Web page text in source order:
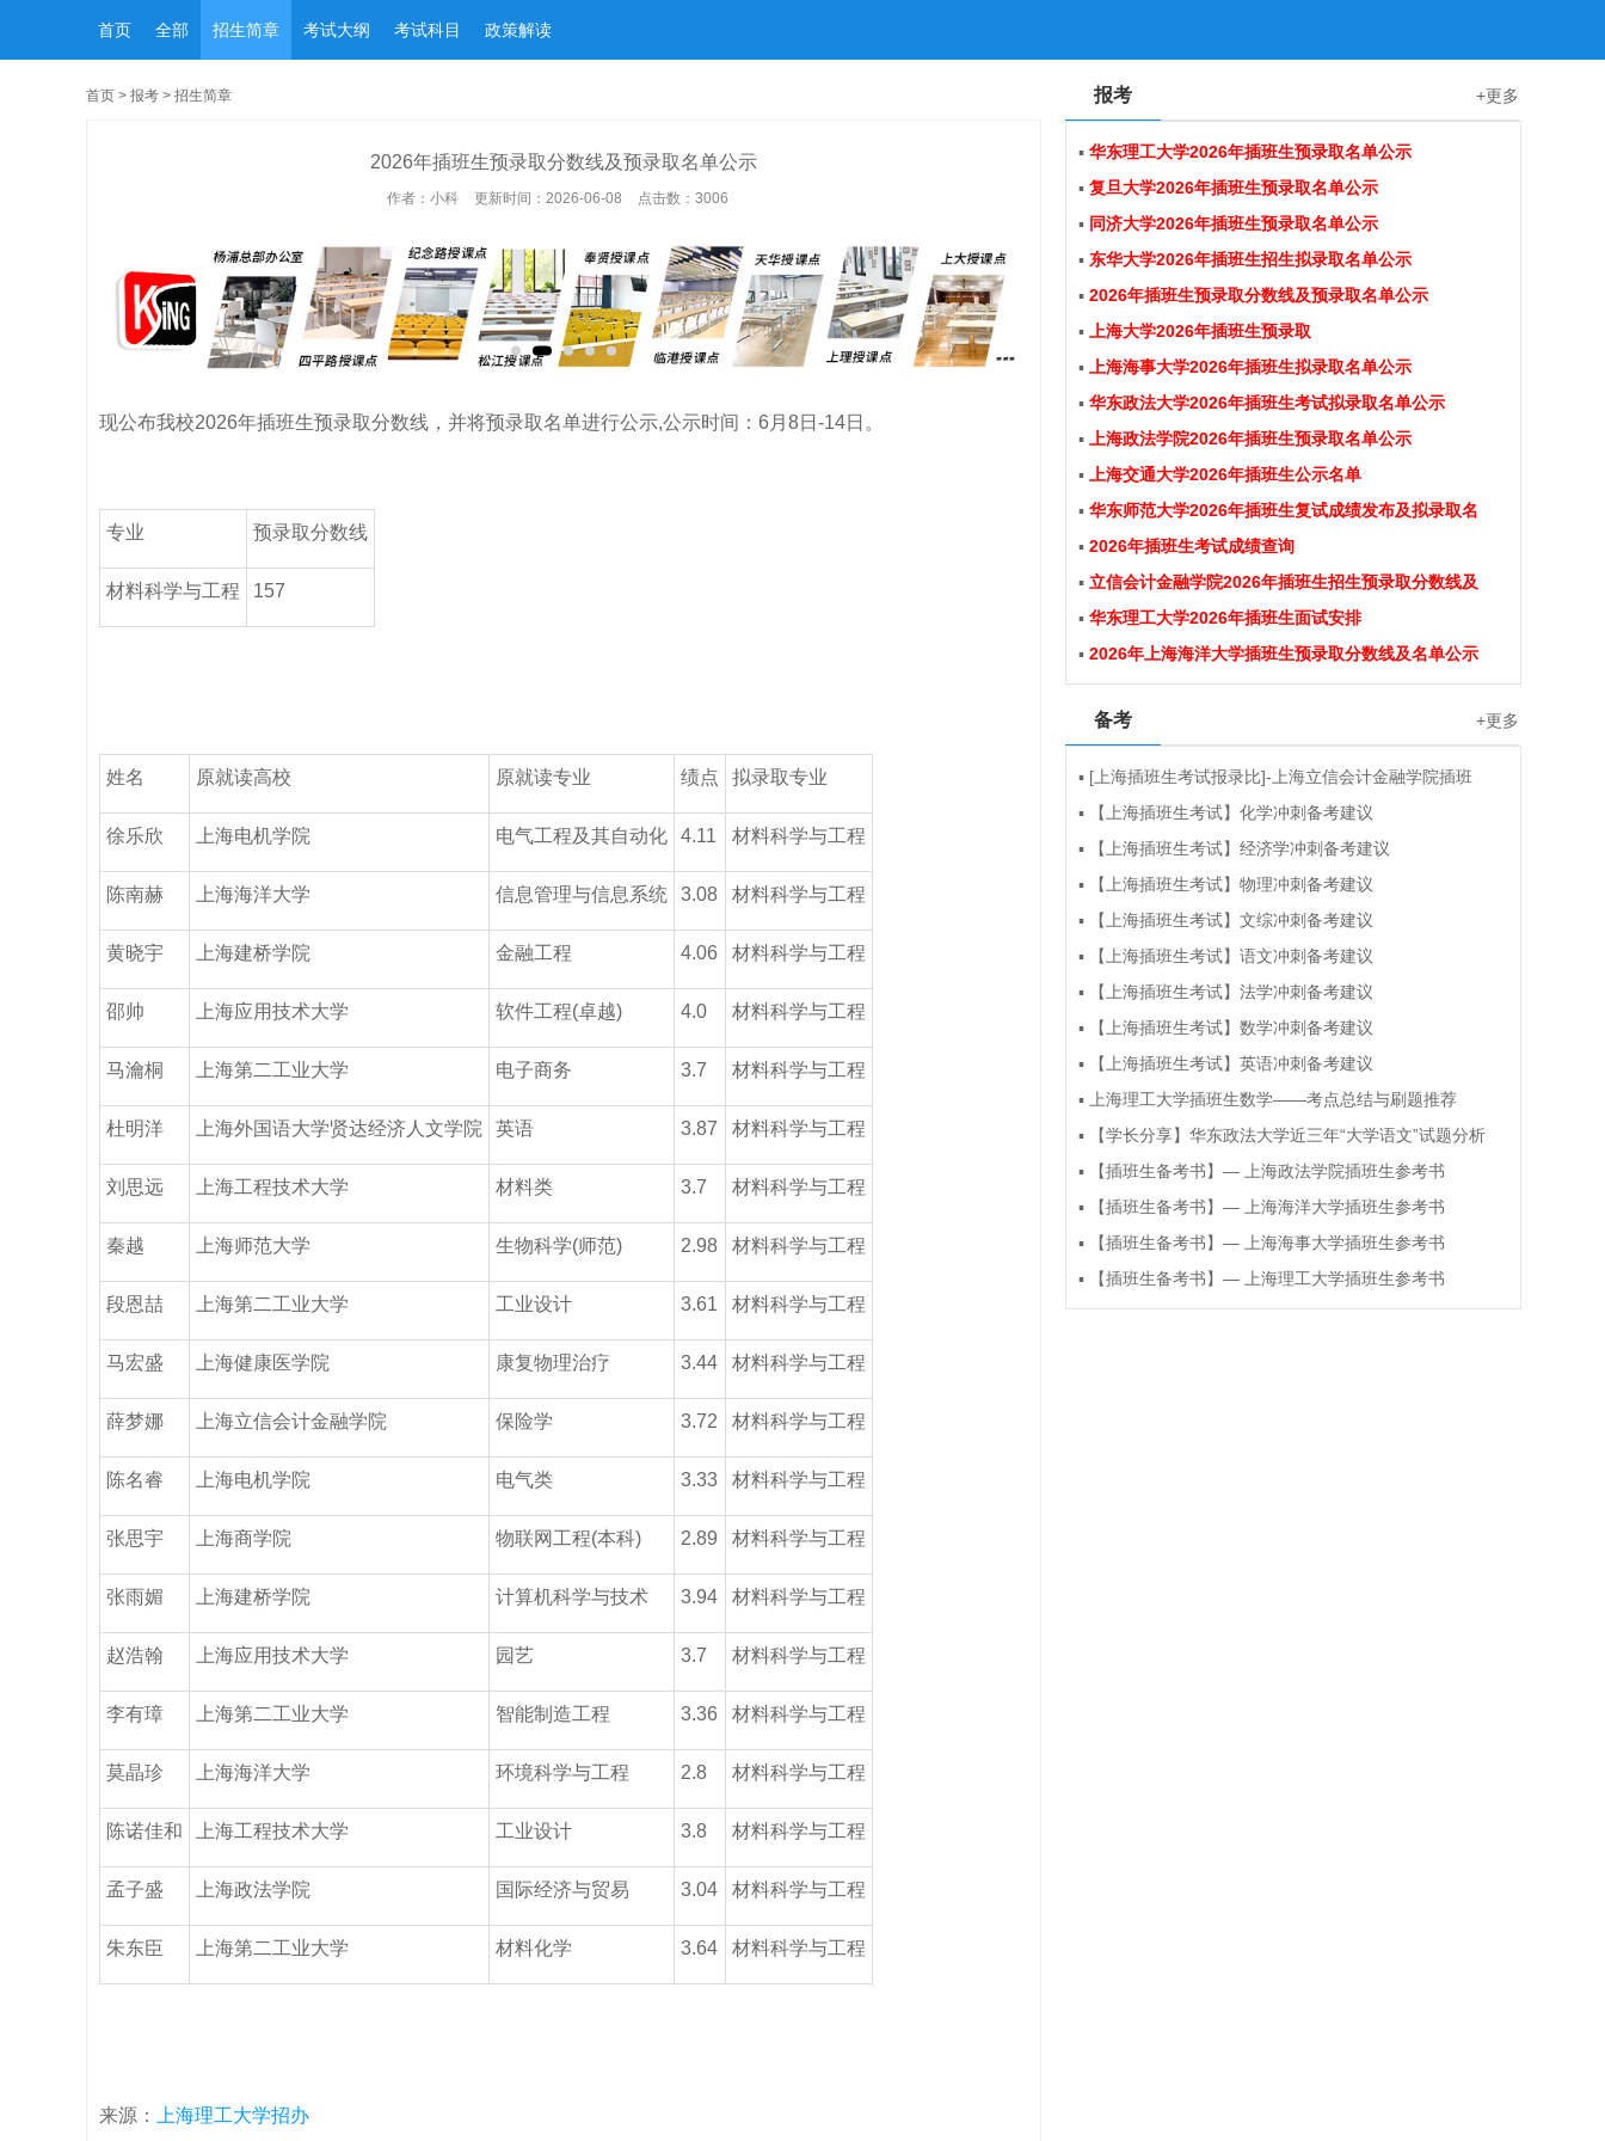
首页 全部 招生简章 考试大纲 考试科目 政策解读
首页 > 报考 > 招生简章
2026年插班生预录取分数线及预录取名单公示
作者：小科 更新时间：2026-06-08 点击数： 3006
现公布我校2026年插班生预录取分数线，并将预录取名单进行公示,公示时间：6月8日-14日。
专业 预录取分数线
材料科学与工程 157
姓名 原就读高校 原就读专业 绩点 拟录取专业
徐乐欣 上海电机学院 电气工程及其自动化 4.11 材料科学与工程
陈南赫 上海海洋大学 信息管理与信息系统 3.08 材料科学与工程
黄晓宇 上海建桥学院 金融工程 4.06 材料科学与工程
邵帅 上海应用技术大学 软件工程(卓越) 4.0 材料科学与工程
马瀹桐 上海第二工业大学 电子商务 3.7 材料科学与工程
杜明洋 上海外国语大学贤达经济人文学院 英语 3.87 材料科学与工程
刘思远 上海工程技术大学 材料类 3.7 材料科学与工程
秦越 上海师范大学 生物科学(师范) 2.98 材料科学与工程
段恩喆 上海第二工业大学 工业设计 3.61 材料科学与工程
马宏盛 上海健康医学院 康复物理治疗 3.44 材料科学与工程
薛梦娜 上海立信会计金融学院 保险学 3.72 材料科学与工程
陈名睿 上海电机学院 电气类 3.33 材料科学与工程
张思宇 上海商学院 物联网工程(本科) 2.89 材料科学与工程
张雨媚 上海建桥学院 计算机科学与技术 3.94 材料科学与工程
赵浩翰 上海应用技术大学 园艺 3.7 材料科学与工程
李有璋 上海第二工业大学 智能制造工程 3.36 材料科学与工程
莫晶珍 上海海洋大学 环境科学与工程 2.8 材料科学与工程
陈诺佳和 上海工程技术大学 工业设计 3.8 材料科学与工程
孟子盛 上海政法学院 国际经济与贸易 3.04 材料科学与工程
朱东臣 上海第二工业大学 材料化学 3.64 材料科学与工程
来源： 上海理工大学招办
报考 +更多
▪ 华东理工大学2026年插班生预录取名单公示
▪ 复旦大学2026年插班生预录取名单公示
▪ 同济大学2026年插班生预录取名单公示
▪ 东华大学2026年插班生招生拟录取名单公示
▪ 2026年插班生预录取分数线及预录取名单公示
▪
上海大学2026年插班生预录取
▪
上海海事大学2026年插班生拟录取名单公示
▪ 华东政法大学2026年插班生考试拟录取名单公示
▪
上海政法学院2026年插班生预录取名单公示
▪
上海交通大学2026年插班生公示名单
▪ 华东师范大学2026年插班生复试成绩发布及拟录取名
▪ 2026年插班生考试成绩查询
▪ 立信会计金融学院2026年插班生招生预录取分数线及
▪ 华东理工大学2026年插班生面试安排
▪ 2026年上海海洋大学插班生预录取分数线及名单公示
备考 +更多
▪ [上海插班生考试报录比]-上海立信会计金融学院插班
▪
【上海插班生考试】化学冲刺备考建议
▪
【上海插班生考试】经济学冲刺备考建议
▪
【上海插班生考试】物理冲刺备考建议
▪
【上海插班生考试】文综冲刺备考建议
▪
【上海插班生考试】语文冲刺备考建议
▪
【上海插班生考试】法学冲刺备考建议
▪
【上海插班生考试】数学冲刺备考建议
▪
【上海插班生考试】英语冲刺备考建议
▪
上海理工大学插班生数学——考点总结与刷题推荐
▪
【学长分享】华东政法大学近三年“大学语文”试题分析
▪
【插班生备考书】— 上海政法学院插班生参考书
▪
【插班生备考书】— 上海海洋大学插班生参考书
▪
【插班生备考书】— 上海海事大学插班生参考书
▪
【插班生备考书】— 上海理工大学插班生参考书